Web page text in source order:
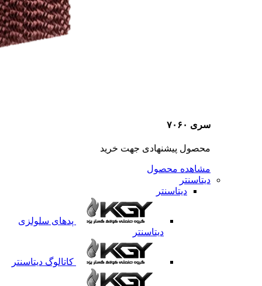
سری ۷۰۶۰
محصول پیشنهادی جهت خرید
مشاهده محصول
دیتاسنتر
دیتاسنتر
پدهای سلولزی
دیتاسنتر
کاتالوگ دیتاسنتر